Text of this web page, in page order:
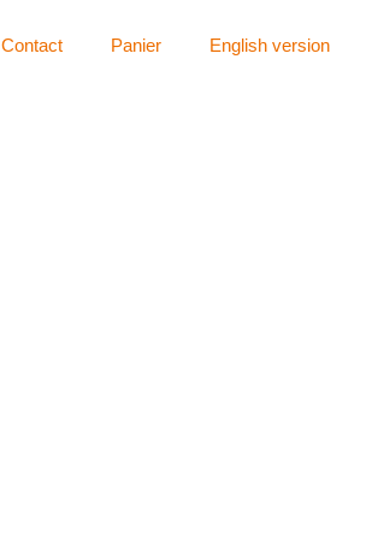
Contact Panier English version